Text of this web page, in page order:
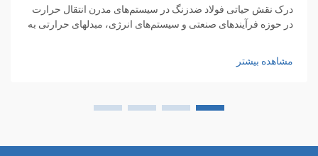
درک نقش حیاتی فولاد ضدزنگ در سیستم‌های مدرن انتقال حرارت
در حوزه فرآیندهای صنعتی و سیستم‌های انرژی، مبدلهای حرارتی به
این سیستم‌های پیچیده...
مشاهده بیشتر